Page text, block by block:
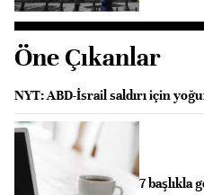
Öne Çıkanlar
NYT: ABD-İsrail saldırı için
7 başlıkla